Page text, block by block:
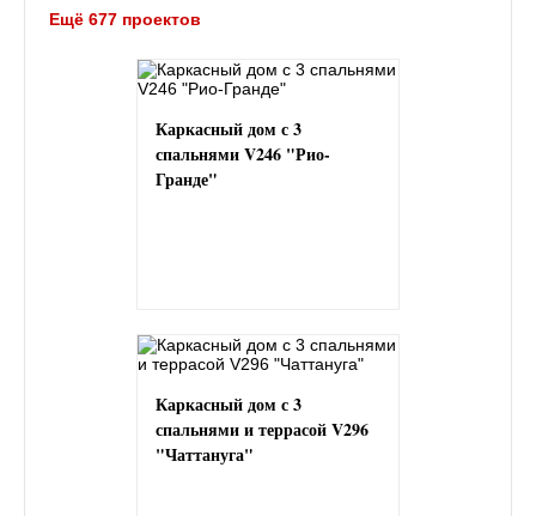
Ещё 677 проектов
Каркасный дом с 3
спальнями V246 "Рио-
Гранде"
Каркасный дом с 3
спальнями и террасой V296
"Чаттануга"